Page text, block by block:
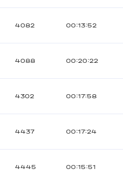
4082 00:13:52
4088 00:20:22
4302 00:17:58
4437 00:17:24
4445 00:15:51